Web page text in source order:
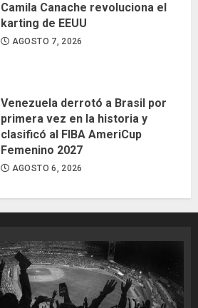
Camila Canache revoluciona el
karting de EEUU
AGOSTO 7, 2026
Venezuela derrotó a Brasil por
primera vez en la historia y
clasificó al FIBA AmeriCup
Femenino 2027
AGOSTO 6, 2026